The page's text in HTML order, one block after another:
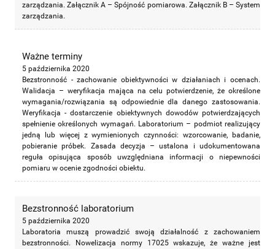
zarządzania. Załącznik A – Spójność pomiarowa. Załącznik B – System
zarządzania.
Ważne terminy
5 października 2020
Bezstronność - zachowanie obiektywności w działaniach i ocenach.
Walidacja – weryfikacja mająca na celu potwierdzenie, że określone
wymagania/rozwiązania są odpowiednie dla danego zastosowania.
Weryfikacja - dostarczenie obiektywnych dowodów potwierdzających
spełnienie określonych wymagań. Laboratorium – podmiot realizujący
jedną lub więcej z wymienionych czynności: wzorcowanie, badanie,
pobieranie próbek. Zasada decyzja – ustalona i udokumentowana
reguła opisująca sposób uwzględniana informacji o niepewności
pomiaru w ocenie zgodności obiektu.
Bezstronność laboratorium
5 października 2020
Laboratoria muszą prowadzić swoją działalność z zachowaniem
bezstronności. Nowelizacja normy 17025 wskazuje, że ważne jest